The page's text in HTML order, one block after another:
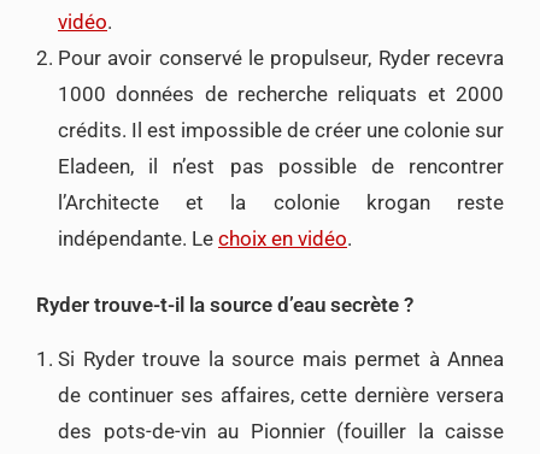
vidéo.
Pour avoir conservé le propulseur, Ryder recevra
1000 données de recherche reliquats et 2000
crédits. Il est impossible de créer une colonie sur
Eladeen, il n’est pas possible de rencontrer
l’Architecte et la colonie krogan reste
indépendante. Le choix en vidéo.
Ryder trouve-t-il la source d’eau secrète ?
Si Ryder trouve la source mais permet à Annea
de continuer ses affaires, cette dernière versera
des pots-de-vin au Pionnier (fouiller la caisse